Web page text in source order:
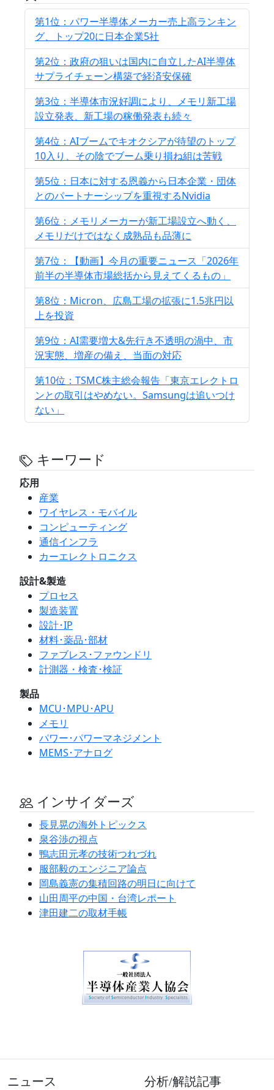
第1位：パワー半導体メーカー売上高ランキン
グ、トップ20に日本企業5社
第2位：政府の狙いは国内に自立したAI半導体
サプライチェーン構築で経済安保確
第3位：半導体市況好調により、メモリ新工場
設立発表、新工場の稼働発表も続々
第4位：AIブームでキオクシアが待望のトップ
10入り、その陰でブーム乗り損ね組は苦戦
第5位：日本に対する恩義から日本企業・団体
とのパートナーシップを重視するNvidia
第6位：メモリメーカーが新工場設立へ動く、
メモリだけではなく成熟品も品薄に
第7位：【動画】今月の重要ニュース「2026年
前半の半導体市場総括から見えてくるもの」
第8位：Micron、広島工場の拡張に1.5兆円以
上を投資
第9位：AI需要増大&先行き不透明の渦中、市
況実態、増産の備え、当面の対応
第10位：TSMC株主総会報告「東京エレクトロ
ンとの取引はやめない。Samsungは追いつけ
ない」
キーワード
応用
産業
ワイヤレス・モバイル
コンピューティング
通信インフラ
カーエレクトロニクス
設計&製造
プロセス
製造装置
設計･IP
材料･薬品･部材
ファブレス･ファウンドリ
計測器・検査･検証
製品
MCU･MPU･APU
メモリ
パワー･パワーマネジメント
MEMS･アナログ
インサイダーズ
長見晃の海外トピックス
泉谷渉の視点
鴨志田元孝の技術つれづれ
服部毅のエンジニア論点
岡島義憲の集積回路の明日に向けて
山田周平の中国・台湾レポート
津田建二の取材手帳
ニュース
分析/解説記事